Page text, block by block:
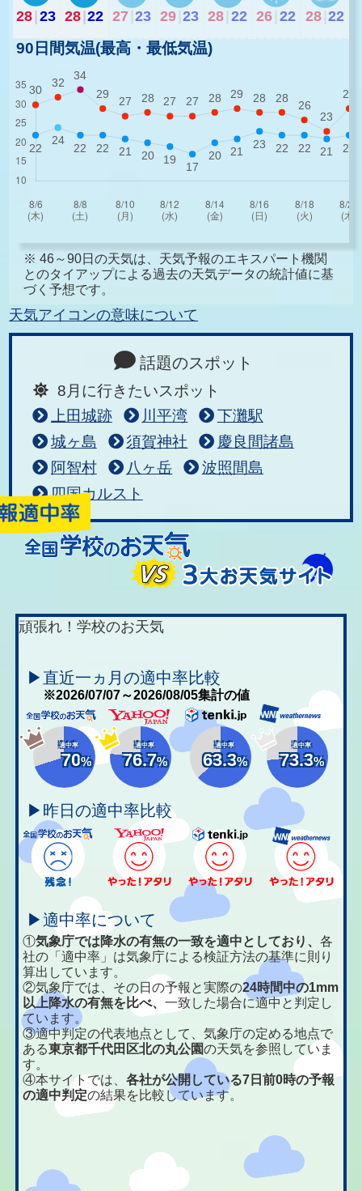
28 23 28 22 27 23 29 23 28 22 26 22 28 22
90日間気温(最高・最低気温)
※ 46～90日の天気は、天気予報のエキスパート機関
とのタイアップによる過去の天気データの統計値に基
づく予想です。
天気アイコンの意味について
話題のスポット
8月に行きたいスポット
上田城跡
川平湾
下灘駅
城ヶ島
須賀神社
慶良間諸島
阿智村
八ヶ岳
波照間島
四国カルスト
頑張れ！学校のお天気
▶直近一ヵ月の適中率比較
※2026/07/07～2026/08/05集計の値
適中率
70%
適中率
76.7%
適中率
63.3%
適中率
73.3%
▶昨日の適中率比較
▶適中率について
①気象庁では降水の有無の一致を適中としており、各
社の「適中率」は気象庁による検証方法の基準に則り
算出しています。
②気象庁では、その日の予報と実際の24時間中の1mm
以上降水の有無を比べ、一致した場合に適中と判定し
ています。
③適中判定の代表地点として、気象庁の定める地点で
ある東京都千代田区北の丸公園の天気を参照していま
す。
④本サイトでは、各社が公開している7日前0時の予報
の適中判定の結果を比較しています。